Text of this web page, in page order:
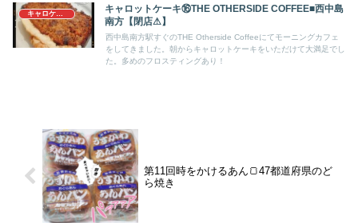
キャロットケーキ⑯THE OTHERSIDE COFFEE■西中島
南方【閉店⚠】
西中島南方駅すぐのTHE Otherside Coffeeにてモーニングカフェ
をしてきました。朝からキャロットケーキをいただけて大満足でし
た。多めのフロスティングあり！
第11回時をかけるあん🍞47都道府県のど
ら焼き